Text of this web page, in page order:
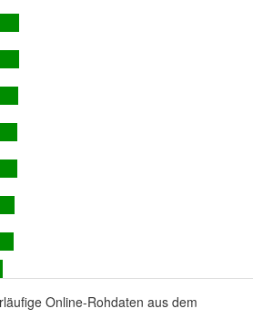
Online-Rohdaten aus dem